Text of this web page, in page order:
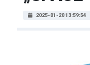
2025-01-20 13:59:54